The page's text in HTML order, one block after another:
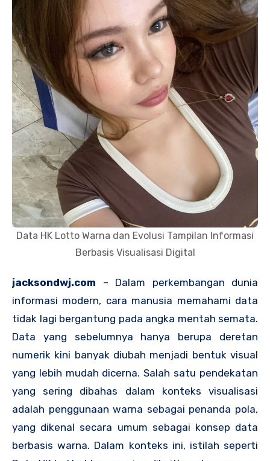
Data HK Lotto Warna dan Evolusi Tampilan Informasi
Berbasis Visualisasi Digital
jacksondwj.com – Dalam perkembangan dunia
informasi modern, cara manusia memahami data
tidak lagi bergantung pada angka mentah semata.
Data yang sebelumnya hanya berupa deretan
numerik kini banyak diubah menjadi bentuk visual
yang lebih mudah dicerna. Salah satu pendekatan
yang sering dibahas dalam konteks visualisasi
adalah penggunaan warna sebagai penanda pola,
yang dikenal secara umum sebagai konsep data
berbasis warna. Dalam konteks ini, istilah seperti